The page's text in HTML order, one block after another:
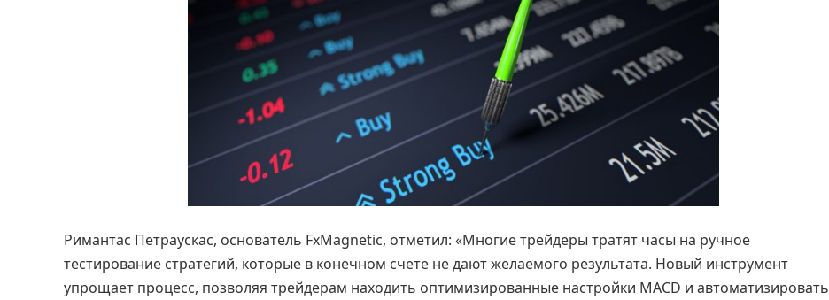
Римантас Петраускас, основатель FxMagnetic, отметил: «Многие трейдеры тратят часы на ручное
тестирование стратегий, которые в конечном счете не дают желаемого результата. Новый инструмент
упрощает процесс, позволяя трейдерам находить оптимизированные настройки MACD и автоматизировать